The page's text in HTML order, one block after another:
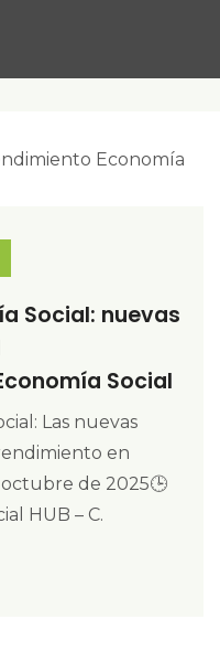
Social: nuevas
Social
Las nuevas
en
octubre de 2025🕒
HUB – C.